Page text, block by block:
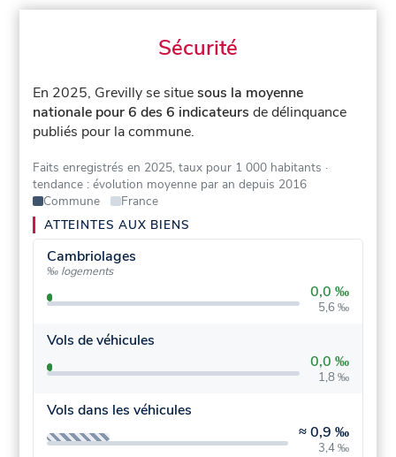
Sécurité
En 2025, Grevilly se situesous la moyenne
nationale pour 6 des 6 indicateurs de délinquance
publiés pour la commune.
Faits enregistrés en 2025, taux pour 1 000 habitants ·
tendance : évolution moyenne par an depuis 2016
Commune
France
ATTEINTES AUX BIENS
Cambriolages
‰ logements
0,0 ‰
5,6 ‰
Vols de véhicules
0,0 ‰
1,8 ‰
Vols dans les véhicules
≈0,9 ‰
3,4 ‰